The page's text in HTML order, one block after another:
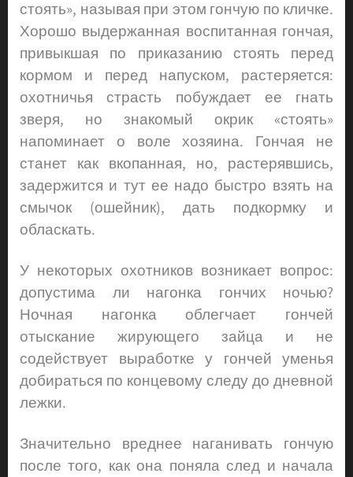
стоять», называя при этом гончую по кличке.
Хорошо выдержанная воспитанная гончая,
привыкшая по приказанию стоять перед
кормом и перед напуском, растеряется:
охотничья страсть побуждает ее гнать
зверя, но знакомый окрик «стоять»
напоминает о воле хозяина. Гончая не
станет как вкопанная, но, растерявшись,
задержится и тут ее надо быстро взять на
смычок (ошейник), дать подкормку и
обласкать.
У некоторых охотников возникает вопрос:
допустима ли нагонка гончих ночью?
Ночная нагонка облегчает гончей
отыскание жирующего зайца и не
содействует выработке у гончей уменья
добираться по концевому следу до дневной
лежки.
Значительно вреднее наганивать гончую
после того, как она поняла след и начала